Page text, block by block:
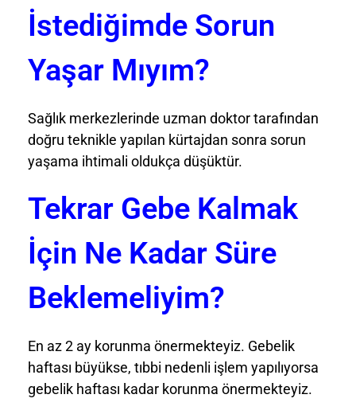
İstediğimde Sorun
Yaşar Mıyım?
Sağlık merkezlerinde uzman doktor tarafından
doğru teknikle yapılan kürtajdan sonra sorun
yaşama ihtimali oldukça düşüktür.
Tekrar Gebe Kalmak
İçin Ne Kadar Süre
Beklemeliyim?
En az 2 ay korunma önermekteyiz. Gebelik
haftası büyükse, tıbbi nedenli işlem yapılıyorsa
gebelik haftası kadar korunma önermekteyiz.